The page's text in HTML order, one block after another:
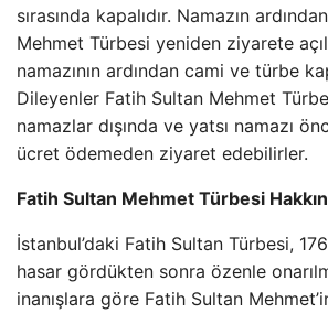
sırasında kapalıdır. Namazın
Mehmet Türbesi yeniden ziyarete
namazının ardından cami ve türbe
Dileyenler Fatih Sultan Mehmet
namazlar dışında ve yatsı namazı
ücret ödemeden ziyaret edebilirler.
Fatih Sultan Mehmet Türbesi
İstanbul’daki Fatih Sultan Türbesi,
hasar gördükten sonra özenle
inanışlara göre Fatih Sultan